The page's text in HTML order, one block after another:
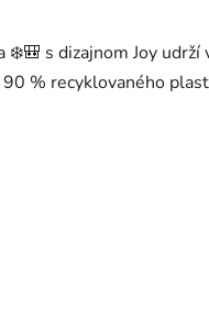
s dizajnom Joy
% recyklovaného